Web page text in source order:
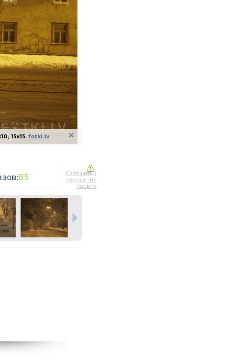
онлайн
ваших фотографий
самовывоз
15x15. fotki.lv
85
Сообщить о
нарушении
правил